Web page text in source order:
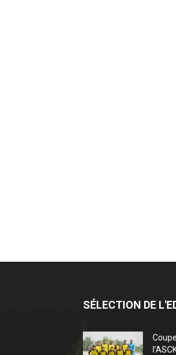
SÉLECTION DE